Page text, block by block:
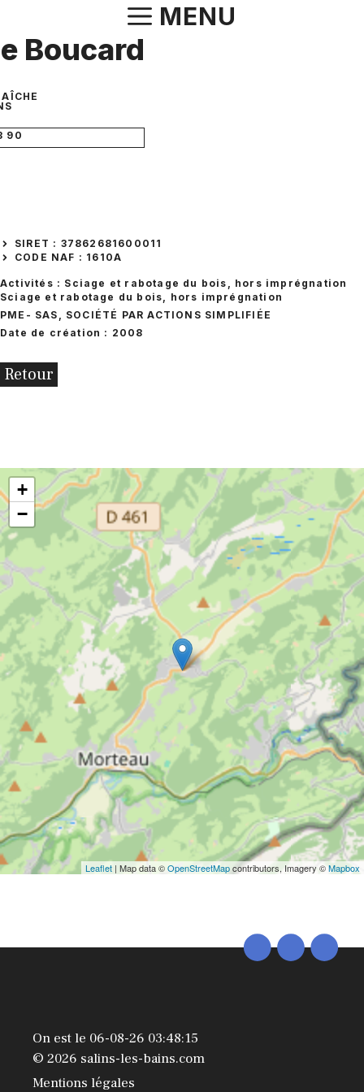
contenu
MENU
Boucard
90
SIRET : 37862681600011
CODE NAF : 1610A
Activités : Sciage et rabotage du bois, hors imprégnation
Sciage et rabotage du bois, hors imprégnation
PME - SAS, SOCIÉTÉ PAR ACTIONS SIMPLIFIÉE
Date de création : 2008
Retour
+
−
Leaflet | Map data ©OpenStreetMapcontributors, Imagery ©Mapbox
On est le 06-08-26 03:48:15
© 2026 salins-les-bains.com
Mentions légales